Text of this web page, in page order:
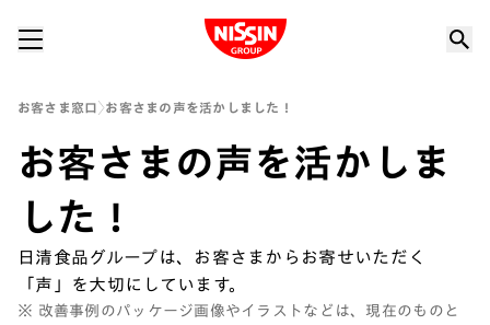
Nissin Group
お客さま窓口 お客さまの声を活かしました！
お客さまの声を活かしま
した！
日清食品グループは、お客さまからお寄せいただく
「声」を大切にしています。
※ 改善事例のパッケージ画像やイラストなどは、現在のものと